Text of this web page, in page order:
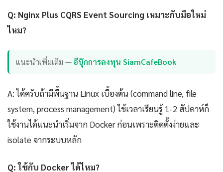
Q: Nginx Plus CQRS Event Sourcing เหมาะกับมือใหม่
ไหม?
แนะนำเพิ่มเติม —อีบุ๊กการลงทุน SiamCafeBook
A: ได้ครับถ้ามีพื้นฐาน Linux เบื้องต้น (command line, file
system, process management) ใช้เวลาเรียนรู้ 1-2 สัปดาห์ก็
ใช้งานได้แนะนำเริ่มจาก Docker ก่อนเพราะติดตั้งง่ายและ
isolate จากระบบหลัก
Q: ใช้กับ Docker ได้ไหม?